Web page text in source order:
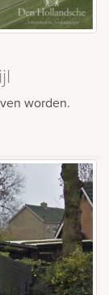
worden.